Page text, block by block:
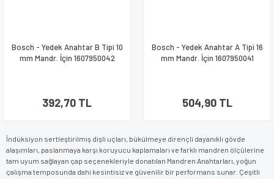
Bosch - Yedek Anahtar B Tipi 10
mm Mandr. İçin 1607950042
392,70 TL
Bosch - Yedek Anahtar A Tipi 16
mm Mandr. İçin 1607950041
504,90 TL
İndüksiyon sertleştirilmiş dişli uçları, bükülmeye dirençli dayanıklı gövde
alaşımları, paslanmaya karşı koruyucu kaplamaları ve farklı mandren ölçülerine
tam uyum sağlayan çap seçenekleriyle donatılan Mandren Anahtarları, yoğun
çalışma temposunda dahi kesintisiz ve güvenilir bir performans sunar. Çeşitli